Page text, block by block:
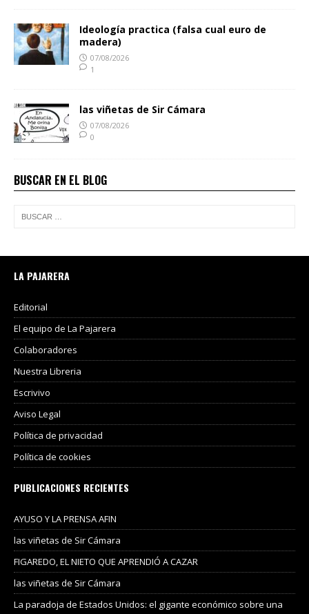
Ideología practica (falsa cual euro de
madera)
07/08/2026
1
las viñetas de Sir Cámara
07/08/2026
0
BUSCAR EN EL BLOG
LA PAJARERA
Editorial
El equipo de La Pajarera
Colaboradores
Nuestra Libreria
Escrivivo
Aviso Legal
Política de privacidad
Política de cookies
PUBLICACIONES RECIENTES
AYUSO Y LA PRENSA AFIN
las viñetas de Sir Cámara
FIGAREDO, EL NIETO QUE APRENDIÓ A CAZAR
las viñetas de Sir Cámara
La paradoja de Estados Unidos: el gigante económico sobre una